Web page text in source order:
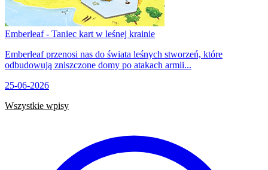
Emberleaf - Taniec kart w leśnej krainie
Emberleaf przenosi nas do świata leśnych stworzeń, które
odbudowują zniszczone domy po atakach armii...
25-06-2026
Wszystkie wpisy